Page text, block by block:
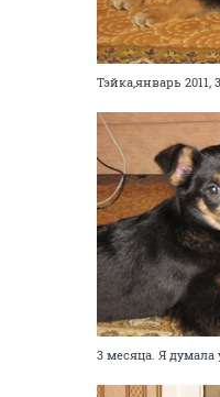
Тэйка,январь 2011,
3 месяца. Я думала